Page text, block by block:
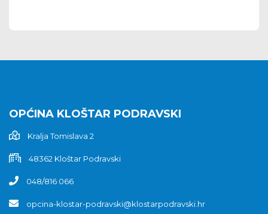
OPĆINA KLOŠTAR PODRAVSKI
Kralja Tomislava 2
48362 Kloštar Podravski
048/816 066
opcina-klostar-podravski@klostarpodravski.hr